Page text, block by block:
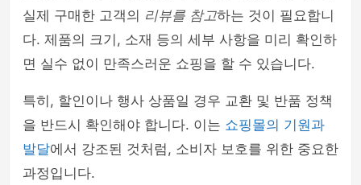
실제 구매한 고객의 리뷰를 참고하는 것이 필요합니
다. 제품의 크기, 소재 등의 세부 사항을 미리 확인하
면 실수 없이 만족스러운 쇼핑을 할 수 있습니다.
특히, 할인이나 행사 상품일 경우 교환 및 반품 정책
을 반드시 확인해야 합니다. 이는 쇼핑몰의 기원과
발달에서 강조된 것처럼, 소비자 보호를 위한 중요한
과정입니다.